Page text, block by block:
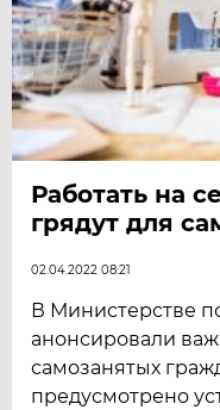
Работать на
грядут для
02.04.2022 08:21
В Министерстве
анонсировали
самозанятых
предусмотрено